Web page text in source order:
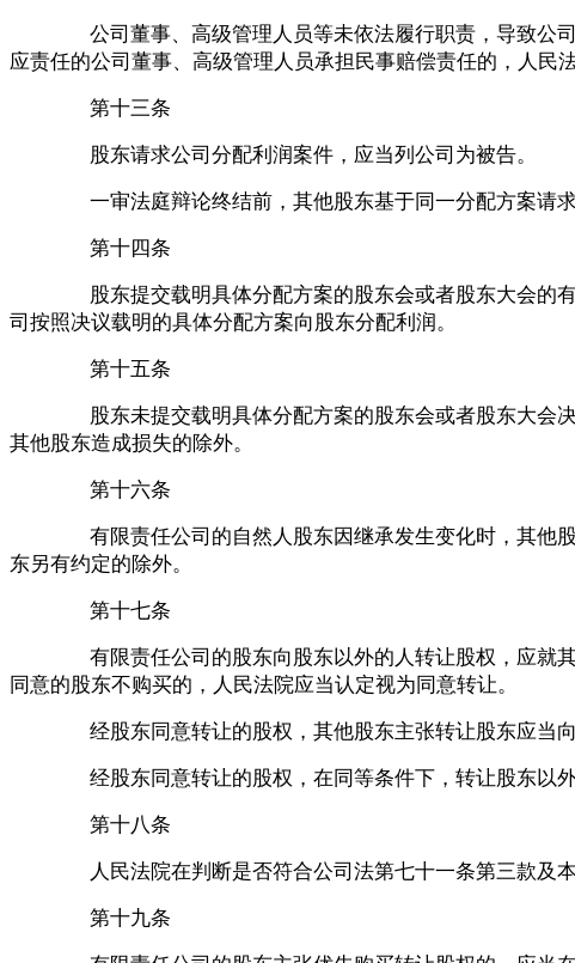
公司董事、高级管理人员等未依法履行职责，导致公
应责任的公司董事、高级管理人员承担民事赔偿责任的，人民
第十三条
股东请求公司分配利润案件，应当列公司为被告。
一审法庭辩论终结前，其他股东基于同一分配方案请
第十四条
股东提交载明具体分配方案的股东会或者股东大会的
司按照决议载明的具体分配方案向股东分配利润。
第十五条
股东未提交载明具体分配方案的股东会或者股东大会
其他股东造成损失的除外。
第十六条
有限责任公司的自然人股东因继承发生变化时，其他
东另有约定的除外。
第十七条
有限责任公司的股东向股东以外的人转让股权，应就
同意的股东不购买的，人民法院应当认定视为同意转让。
经股东同意转让的股权，其他股东主张转让股东应当
经股东同意转让的股权，在同等条件下，转让股东以
第十八条
人民法院在判断是否符合公司法第七十一条第三款及
第十九条